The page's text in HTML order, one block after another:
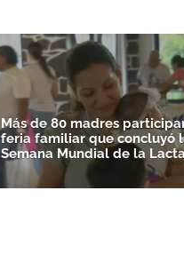
Más de 80 madres
feria familiar que concluyó
Semana Mundial de la